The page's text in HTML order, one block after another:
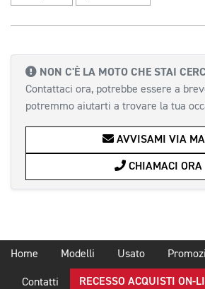
NON C'È LA MOTO CHE STAI
Contattaci ora, potrebbe essere a
potremmo aiutarti a trovare la tua
AVVISAMI VIA
CHIAMACI ORA
Home Modelli Usato
Contatti RECESSO ACQUISTI ON-